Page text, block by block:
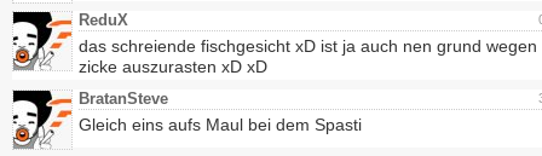
ReduX
das schreiende fischgesicht xD ist ja auch nen grund wegen
zicke auszurasten xD xD
BratanSteve
Gleich eins aufs Maul bei dem Spasti